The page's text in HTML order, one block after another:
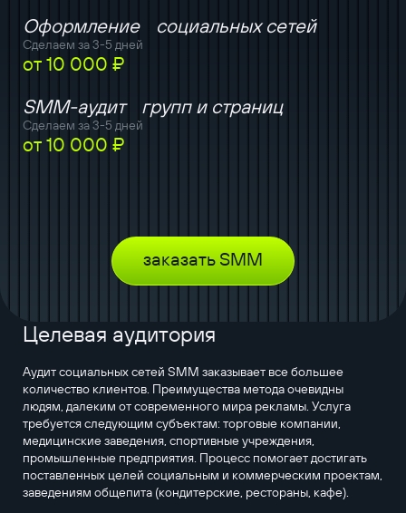
Оформление социальных сетей
Сделаем за 3-5 дней
от 10 000 ₽
SMM-аудит групп и страниц
Сделаем за 3-5 дней
от 10 000 ₽
заказать SMM
Целевая аудитория
Аудит социальных сетей SMM заказывает все большее
количество клиентов. Преимущества метода очевидны
людям, далеким от современного мира рекламы. Услуга
требуется следующим субъектам: торговые компании,
медицинские заведения, спортивные учреждения,
промышленные предприятия. Процесс помогает достигать
поставленных целей социальным и коммерческим проектам,
заведениям общепита (кондитерские, рестораны, кафе).